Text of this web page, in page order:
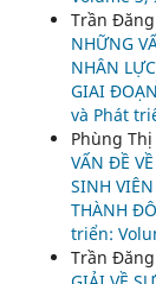
Trần
NHỮNG
NHÂN
GIAI
và Phát
Phùng
VẤN ĐỀ
SINH
THÀNH ĐÔ
triển:
Trần